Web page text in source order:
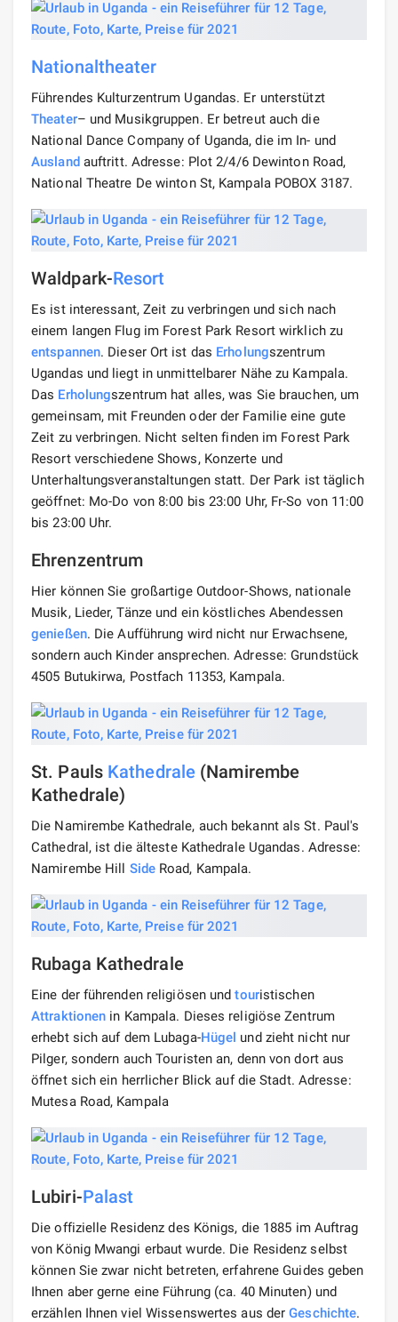
Nationaltheater
Führendes Kulturzentrum Ugandas. Er unterstützt
Theater– und Musikgruppen. Er betreut auch die
National Dance Company of Uganda, die im In- und
Auslandauftritt. Adresse: Plot 2/4/6 Dewinton Road,
National Theatre De winton St, Kampala POBOX 3187.
Waldpark-Resort
Es ist interessant, Zeit zu verbringen und sich nach
einem langen Flug im Forest Park Resort wirklich zu
entspannen. Dieser Ort ist das Erholungszentrum
Ugandas und liegt in unmittelbarer Nähe zu Kampala.
Das Erholungszentrum hat alles, was Sie brauchen, um
gemeinsam, mit Freunden oder der Familie eine gute
Zeit zu verbringen. Nicht selten finden im Forest Park
Resort verschiedene Shows, Konzerte und
Unterhaltungsveranstaltungen statt. Der Park ist täglich
geöffnet: Mo-Do von 8:00 bis 23:00 Uhr, Fr-So von 11:00
bis 23:00 Uhr.
Ehrenzentrum
Hier können Sie großartige Outdoor-Shows, nationale
Musik, Lieder, Tänze und ein köstliches Abendessen
genießen. Die Aufführung wird nicht nur Erwachsene,
sondern auch Kinder ansprechen. Adresse: Grundstück
4505 Butukirwa, Postfach 11353, Kampala.
St. Pauls Kathedrale (Namirembe
Kathedrale)
Die Namirembe Kathedrale, auch bekannt als St. Paul's
Cathedral, ist die älteste Kathedrale Ugandas. Adresse:
Namirembe Hill SideRoad, Kampala.
Rubaga Kathedrale
Eine der führenden religiösen undtouristischen
Attraktionen in Kampala. Dieses religiöse Zentrum
erhebt sich auf dem Lubaga-Hügel und zieht nicht nur
Pilger, sondern auch Touristen an, denn von dort aus
öffnet sich ein herrlicher Blick auf die Stadt. Adresse:
Mutesa Road, Kampala
Lubiri-Palast
Die offizielle Residenz des Königs, die 1885 im Auftrag
von König Mwangi erbaut wurde. Die Residenz selbst
können Sie zwar nicht betreten, erfahrene Guides geben
Ihnen aber gerne eine Führung (ca. 40 Minuten) und
erzählen Ihnen viel Wissenswertes aus derGeschichte.